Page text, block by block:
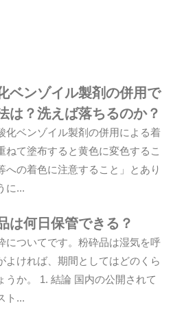
ベンゾイル製剤の併用で
は？洗えば落ちるのか？
化ベンゾイル製剤の併用による着
ねて塗布すると黄色に変色するこ
への着色に注意すること」とあり
に...
は何日保管できる？
についてです。粉砕品は湿気を呼
よければ、期間としてはどのくら
うか。 1. 結論 国内の公開されて
ト...